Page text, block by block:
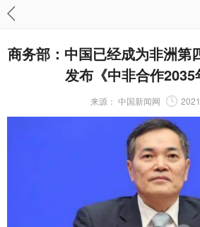
商务部：中国已经成为非洲第
发布《中非合作2035
来源： 中国新闻网